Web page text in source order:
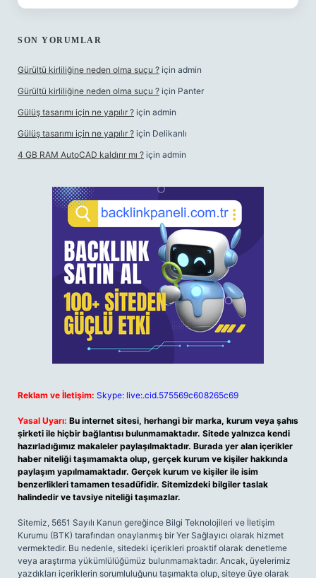
SON YORUMLAR
Gürültü kirliliğine neden olma suçu ? için admin
Gürültü kirliliğine neden olma suçu ? için Panter
Gülüş tasarımı için ne yapılır ? için admin
Gülüş tasarımı için ne yapılır ? için Delikanlı
4 GB RAM AutoCAD kaldırır mı ? için admin
Reklam ve İletişim: Skype: live:.cid.575569c608265c69
Yasal Uyarı: Bu internet sitesi, herhangi bir marka, kurum veya şahıs
şirketi ile hiçbir bağlantısı bulunmamaktadır. Sitede yalnızca kendi
hazırladığımız makaleler paylaşılmaktadır. Burada yer alan içerikler
haber niteliği taşımamakta olup, gerçek kurum ve kişiler hakkında
paylaşım yapılmamaktadır. Gerçek kurum ve kişiler ile isim
benzerlikleri tamamen tesadüfidir. Sitemizdeki bilgiler taslak
halindedir ve tavsiye niteliği taşımazlar.
Sitemiz, 5651 Sayılı Kanun gereğince Bilgi Teknolojileri ve İletişim
Kurumu (BTK) tarafından onaylanmış bir Yer Sağlayıcı olarak hizmet
vermektedir. Bu nedenle, sitedeki içerikleri proaktif olarak denetleme
veya araştırma yükümlülüğümüz bulunmamaktadır. Ancak, üyelerimiz
yazdıkları içeriklerin sorumluluğunu taşımakta olup, siteye üye olarak